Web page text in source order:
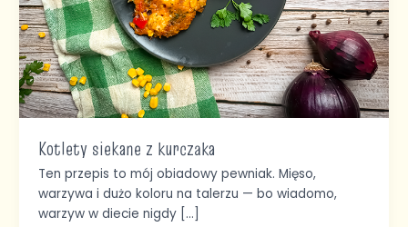
Kotlety siekane z kurczaka
Ten przepis to mój obiadowy pewniak. Mięso,
warzywa i dużo koloru na talerzu — bo wiadomo,
warzyw w diecie nigdy […]